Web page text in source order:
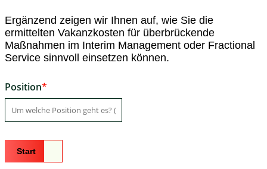
Ergänzend zeigen wir Ihnen auf, wie Sie die
ermittelten Vakanzkosten für überbrückende
Maßnahmen im Interim Management oder Fractional
Service sinnvoll einsetzen können.
Position
Start